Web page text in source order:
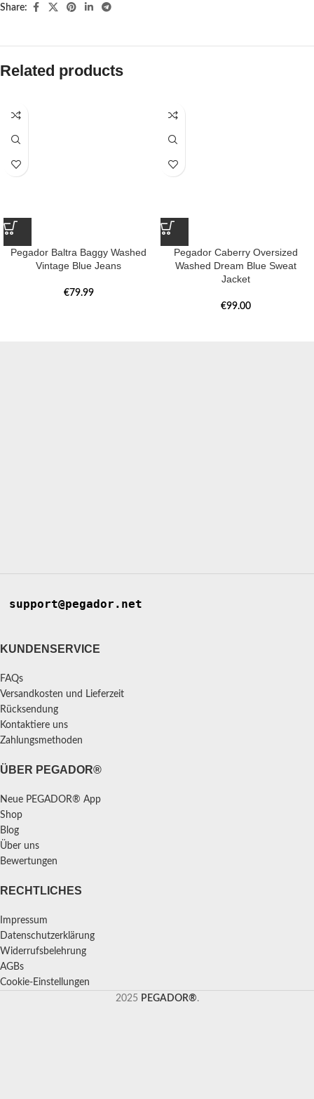
Share:
Related products
Pegador Baltra Baggy Washed
Vintage Blue Jeans
€79.99
Pegador Caberry Oversized
Washed Dream Blue Sweat
Jacket
€99.00
support@pegador.net
KUNDENSERVICE
FAQs
Versandkosten und Lieferzeit
Rücksendung
Kontaktiere uns
Zahlungsmethoden
ÜBER PEGADOR®
Neue PEGADOR® App
Shop
Blog
Über uns
Bewertungen
RECHTLICHES
Impressum
Datenschutzerklärung
Widerrufsbelehrung
AGBs
Cookie-Einstellungen
2025 PEGADOR®.